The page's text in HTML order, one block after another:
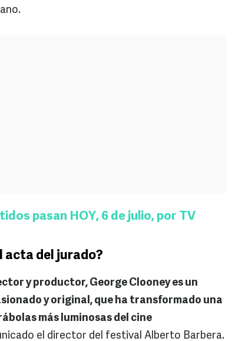
pasan HOY, 6 de julio, por TV
acta del jurado?
y productor, George Clooney es un
y original, que ha transformado una
más luminosas del cine
el director del festival Alberto Barbera.